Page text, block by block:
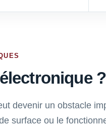
?
devenir un obstacle
surface ou le